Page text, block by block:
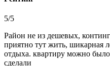
5/5
Район не из дешевых,
приятно тут жить, шикарная
отдыха. квартиру можно
сделали